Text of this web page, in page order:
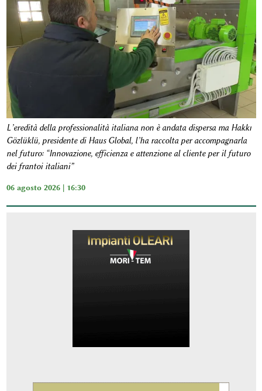
L’eredità della professionalità italiana non è andata dispersa ma Hakkı
Gözlüklü, presidente di Haus Global, l’ha raccolta per accompagnarla
nel futuro: “Innovazione, efficienza e attenzione al cliente per il futuro
dei frantoi italiani”
06 agosto 2026 | 16:30